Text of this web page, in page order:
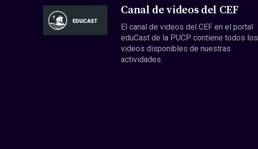
Canal de videos del CEF
El canal de videos del CEF en el portal
eduCast de la PUCP contiene todos los
videos disponibles de nuestras
actividades.